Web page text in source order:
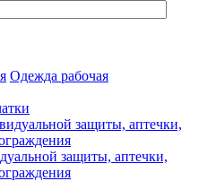
Одежда рабочая
защиты, аптечки,